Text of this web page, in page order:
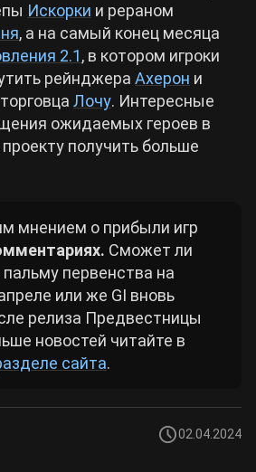
Искорки и рераном
, а на самый конец месяца
2.1, в котором игроки
рейнджера Ахерон и
Лочу. Интересные
ожидаемых героев в
получить больше
мнением о прибыли игр
Сможет ли
первенства на
или же GI вновь
релиза Предвестницы
новостей читайте в
сайта.
02.04.2024